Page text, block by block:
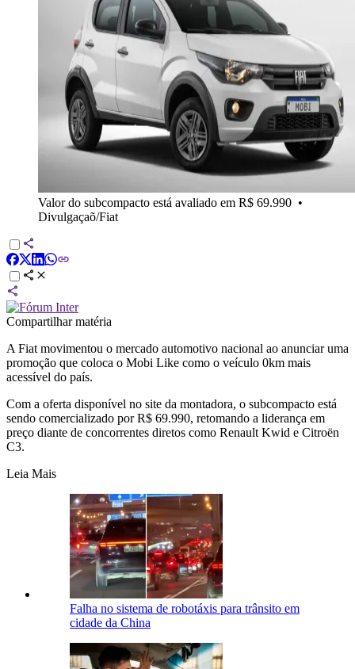
Valor do subcompacto está avaliado em R$ 69.990 •
Divulgaçaõ/Fiat
Compartilhar matéria
A Fiat movimentou o mercado automotivo nacional ao anunciar uma
promoção que coloca o Mobi Like como o veículo 0km mais
acessível do país.
Com a oferta disponível no site da montadora, o subcompacto está
sendo comercializado por R$ 69.990, retomando a liderança em
preço diante de concorrentes diretos como Renault Kwid e Citroën
C3.
Leia Mais
Falha no sistema de robotáxis para trânsito em
cidade da China